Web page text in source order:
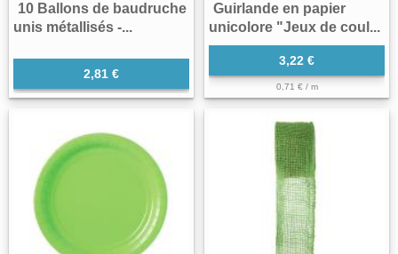
10 Ballons de baudruche
unis métallisés -...
2,81 €
Guirlande en papier
unicolore "Jeux de coul...
3,22 €
0,71 € / m